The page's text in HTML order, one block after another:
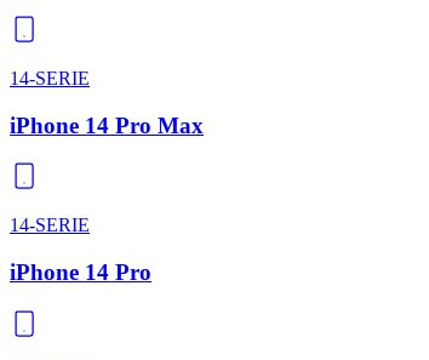
14-SERIE
iPhone 14 Pro Max
14-SERIE
iPhone 14 Pro